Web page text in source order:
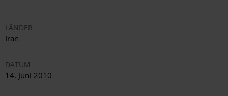
LÄNDER
Iran
DATUM
14. Juni 2010